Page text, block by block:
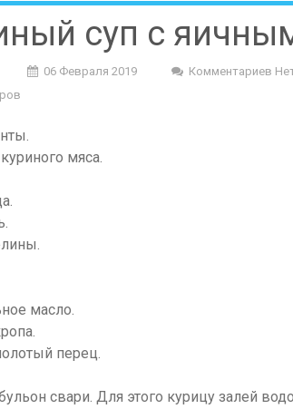
суп с
06 Февраля 2019
Комментариев
мяса.
масло.
перец.
свари. Для этого курицу залей